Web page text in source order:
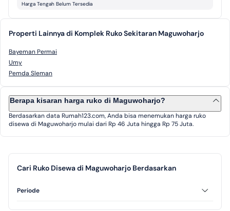
Harga Tengah Belum Tersedia
Properti Lainnya di Komplek Ruko Sekitaran Maguwoharjo
Bayeman Permai
Umy
Pemda Sleman
Berapa kisaran harga ruko di Maguwoharjo?
Berdasarkan data Rumah123.com, Anda bisa menemukan harga ruko
disewa di Maguwoharjo mulai dari Rp 46 Juta hingga Rp 75 Juta.
Cari Ruko Disewa di Maguwoharjo Berdasarkan
Periode